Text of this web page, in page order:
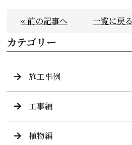
« 前の記事へ 一覧に戻る
カテゴリー
施工事例
工事編
植物編